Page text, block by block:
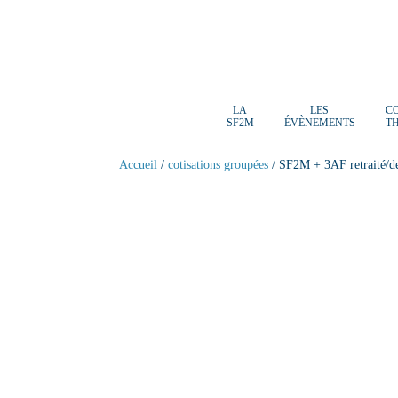
LA
SF2M
LES
ÉVÈNEMENTS
Accueil /cotisations groupées / SF2M + 3AF retraité/